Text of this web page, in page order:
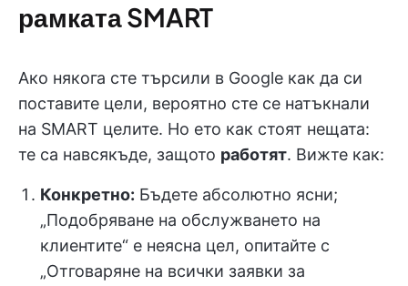
рамката SMART
Ако някога сте търсили в Google как да си
поставите цели, вероятно сте се натъкнали
на SMART целите. Но ето как стоят нещата:
те са навсякъде, защото работят. Вижте как:
Конкретно: Бъдете абсолютно ясни;
„Подобряване на обслужването на
клиентите“ е неясна цел, опитайте с
„Отговаряне на всички заявки за